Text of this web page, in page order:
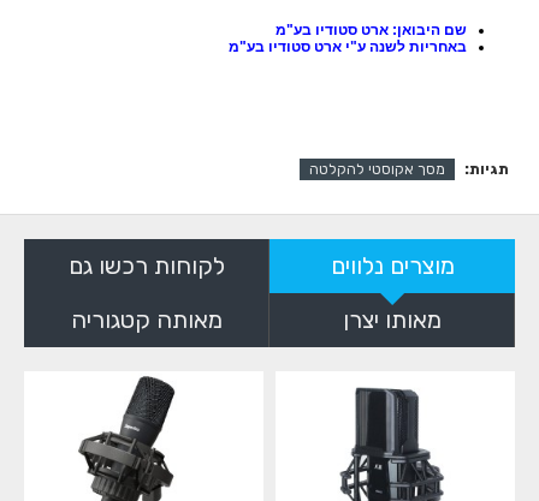
שם היבואן: ארט סטודיו בע"מ
באחריות לשנה ע"י ארט סטודיו בע"מ
תגיות: מסך אקוסטי להקלטה
מוצרים נלווים
לקוחות רכשו גם
מאותו יצרן
מאותה קטגוריה